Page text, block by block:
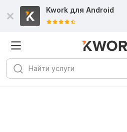
Kwork для Android